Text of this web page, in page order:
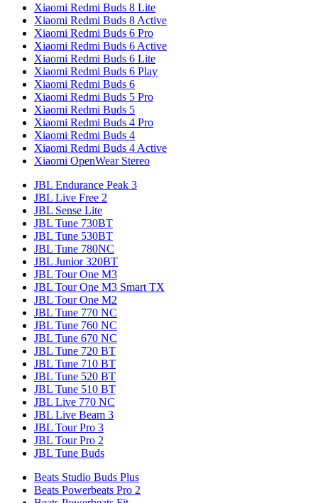
Xiaomi Redmi Buds 8 Lite
Xiaomi Redmi Buds 8 Active
Xiaomi Redmi Buds 6 Pro
Xiaomi Redmi Buds 6 Active
Xiaomi Redmi Buds 6 Lite
Xiaomi Redmi Buds 6 Play
Xiaomi Redmi Buds 6
Xiaomi Redmi Buds 5 Pro
Xiaomi Redmi Buds 5
Xiaomi Redmi Buds 4 Pro
Xiaomi Redmi Buds 4
Xiaomi Redmi Buds 4 Active
Xiaomi OpenWear Stereo
JBL Endurance Peak 3
JBL Live Free 2
JBL Sense Lite
JBL Tune 730BT
JBL Tune 530BT
JBL Tune 780NC
JBL Junior 320BT
JBL Tour One M3
JBL Tour One M3 Smart TX
JBL Tour One M2
JBL Tune 770 NC
JBL Tune 760 NC
JBL Tune 670 NC
JBL Tune 720 BT
JBL Tune 710 BT
JBL Tune 520 BT
JBL Tune 510 BT
JBL Live 770 NC
JBL Live Beam 3
JBL Tour Pro 3
JBL Tour Pro 2
JBL Tune Buds
Beats Studio Buds Plus
Beats Powerbeats Pro 2